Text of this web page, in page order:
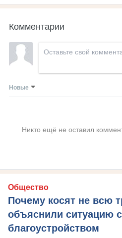
Комментарии
Новые
Никто ещё не оставил
Общество
Почему косят не всю
объяснили ситуацию с
благоустройством